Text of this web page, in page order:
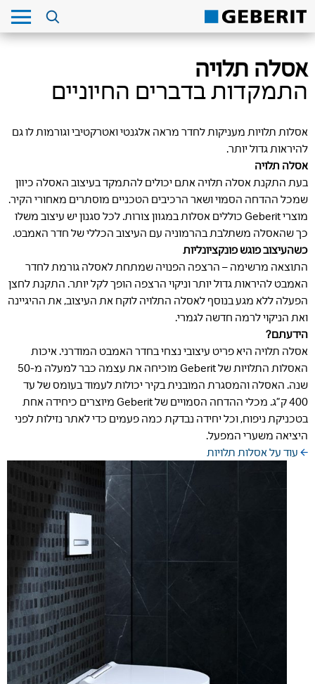
אסלה תלויה
התמקדות בדברים החיוניים
אסלות תלויות מעניקות לחדר מראה אלגנטי ואטרקטיבי וגורמות לו גם
להיראות גדול יותר.
אסלה תלויה
בעת התקנת אסלה תלויה אתם יכולים להתמקד בעיצוב האסלה כיוון
שמכל ההדחה הסמוי ושאר הרכיבים הטכניים מוסתרים מאחורי הקיר.
מוצרי Geberit כוללים אסלות במגוון צורות. לכל סגנון יש עיצוב משלו
כך שהאסלה משתלבת בהרמוניה עם העיצוב הכללי של חדר האמבט.
כשהעיצוב פוגש פונקציונליות
התוצאה מרשימה – הרצפה הפנויה שמתחת לאסלה גורמת לחדר
האמבט להיראות גדול יותר וניקוי הרצפה הופך לקל יותר. התקנת לחצן
הפעלה ללא מגע בנוסף לאסלה התלויה לוקח את העיצוב, את ההיגיינה
ואת הניקוי לרמה חדשה לגמרי.
הידעתם?
אסלה תלויה היא פריט עיצובי נצחי בחדר האמבט המודרני. איכות
האסלות התלויות של Geberit מוכיחה את עצמה כבר למעלה מ-50
שנה. האסלה והמסגרת המובנית בקיר יכולות לעמוד בעומס של עד
400 ק”ג. מכלי ההדחה הסמויים של Geberit מיוצרים כיחידה אחת
בטכניקת ניפוח, וכל יחידה נבדקת כמה פעמים כדי לאתר נזילות לפני
היציאה משערי המפעל.
עוד על אסלות תלויות